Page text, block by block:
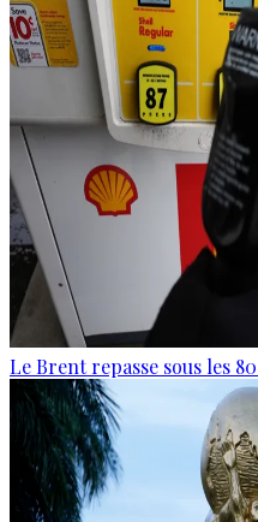
Le Brent repasse sous les